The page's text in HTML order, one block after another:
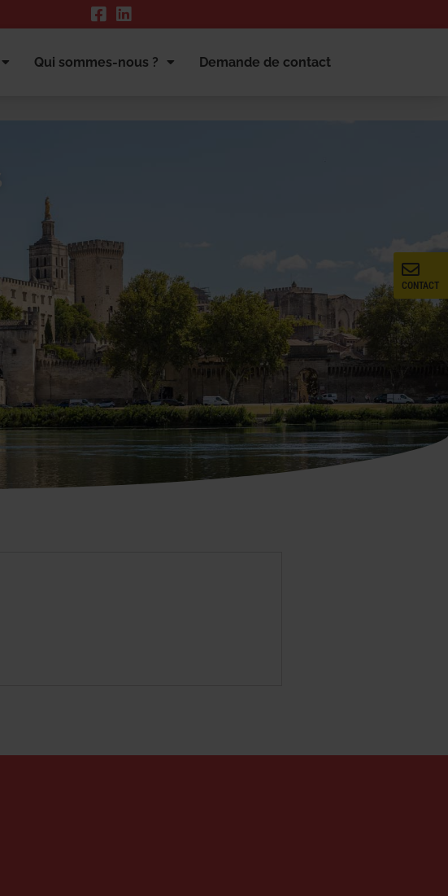
Qui sommes-nous ? Demande de contact
CONTACT